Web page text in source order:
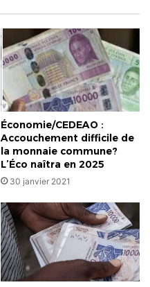
Économie/CEDEAO :
Accouchement difficile de
la monnaie commune?
L’Éco naîtra en 2025
30 janvier 2021